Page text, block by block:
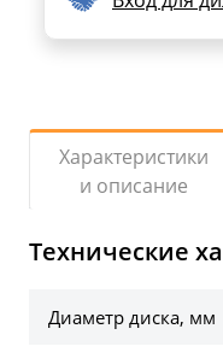
Характеристики
и описание
Технические
Диаметр диска, мм